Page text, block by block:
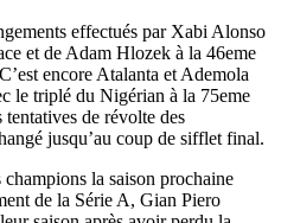
effectués par Xabi Alonso
et de Adam Hlozek à la 46eme
encore Atalanta et Ademola
le triplé du Nigérian à la 75eme
de révolte des
jusqu’au coup de sifflet final.
la saison prochaine
de la Série A, Gian Piero